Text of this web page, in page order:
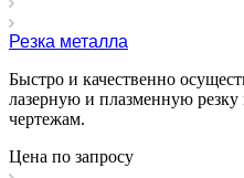
Резка металла
Быстро и качественно
лазерную и плазменную
чертежам.
Цена по запросу